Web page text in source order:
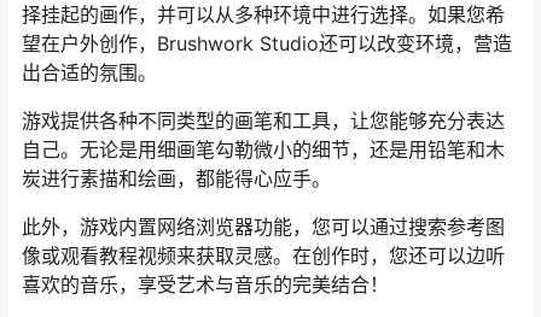
择挂起的画作，并可以从多种环境中进行选择。如果您希
望在户外创作，Brushwork Studio还可以改变环境，营造
出合适的氛围。
游戏提供各种不同类型的画笔和工具，让您能够充分表达
自己。无论是用细画笔勾勒微小的细节，还是用铅笔和木
炭进行素描和绘画，都能得心应手。
此外，游戏内置网络浏览器功能，您可以通过搜索参考图
像或观看教程视频来获取灵感。在创作时，您还可以边听
喜欢的音乐，享受艺术与音乐的完美结合！